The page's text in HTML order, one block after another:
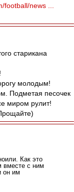
news ...
старикана
молодым!
Подметая песочек
миром рулит!
Как это
вместе с ним
он им